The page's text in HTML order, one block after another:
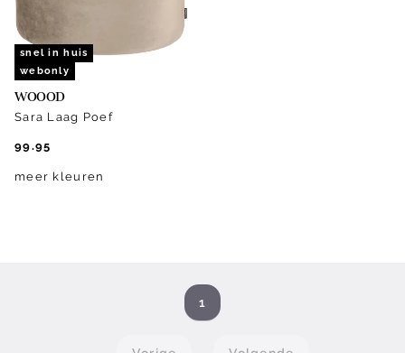
snel in huis
webonly
WOOOD
Sara Laag Poef
99.95
meer kleuren
1